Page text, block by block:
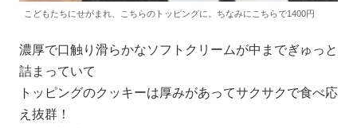
こどもたちにせがまれ、こちらのトッピングに。ちなみにこちらで1400円
濃厚で口触り滑らかなソフトクリームが中までぎゅっと
詰まっていて
トッピングのクッキーは厚みがあってサクサクで食べ応
え抜群！